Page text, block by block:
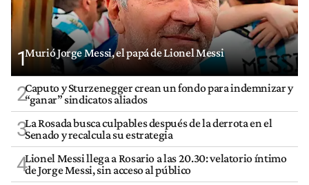
1Murió Jorge Messi, el papá de Lionel Messi
2Caputo y Sturzenegger crean un fondo para indemnizar y
“ganar” sindicatos aliados
3La Rosada busca culpables después de la derrota en el
Senado y recalcula su estrategia
4Lionel Messi llega a Rosario a las 20.30: velatorio íntimo
de Jorge Messi, sin acceso al público